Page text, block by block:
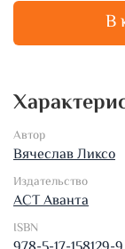
В
Автор
Вячеслав Ликсо
Издательство
АСТ Аванта
ISBN